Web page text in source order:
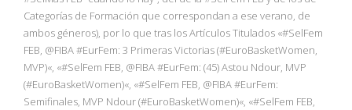
Categorías de Formación que correspondan a ese verano, de
ambos géneros), por lo que tras los Artículos Titulados «#SelFem
FEB, @FIBA #EurFem: 3 Primeras Victorias (#EuroBasketWomen,
MVP)«, «#SelFem FEB, @FIBA #EurFem: (45) Astou Ndour, MVP
(#EuroBasketWomen)«, «#SelFem FEB, @FIBA #EurFem:
Semifinales, MVP Ndour (#EuroBasketWomen)«, «#SelFem FEB,